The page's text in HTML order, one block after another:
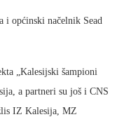
i općinski načelnik Sead
„Kalesijski šampioni
a partneri su još i CNS
IZ Kalesija, MZ